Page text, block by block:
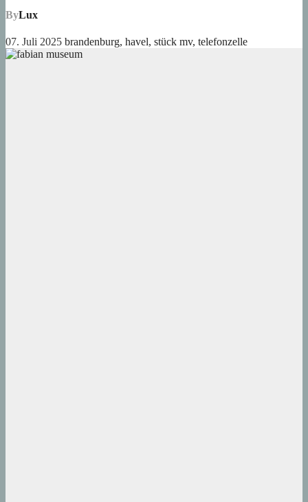
ByLux
07. Juli 2025 brandenburg, havel, stück mv, telefonzelle